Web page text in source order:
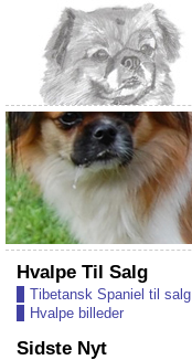
Hvalpe Til Salg
Tibetansk Spaniel til salg
Hvalpe billeder
Sidste Nyt